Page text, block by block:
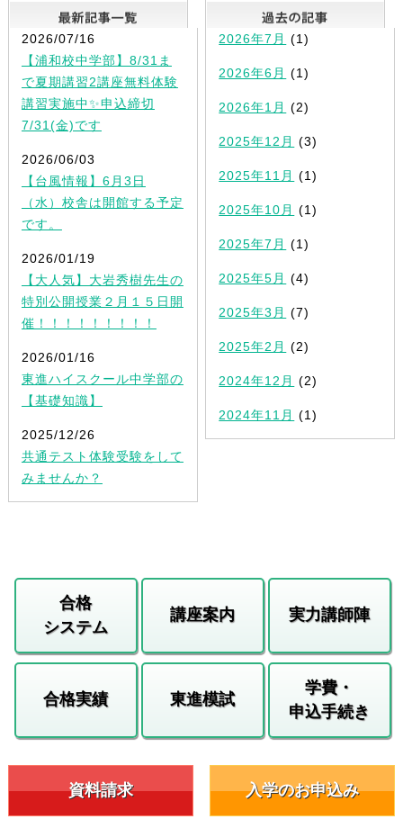
最新記事一覧
2026/07/16
【浦和校中学部】8/31ま
で夏期講習2講座無料体験
講習実施中✨申込締切
7/31(金)です
2026/06/03
【台風情報】6月3日
（水）校舎は開館する予定
です。
2026/01/19
【大人気】大岩秀樹先生の
特別公開授業２月１５日開
催！！！！！！！！！
2026/01/16
東進ハイスクール中学部の
【基礎知識】
2025/12/26
共通テスト体験受験をして
みませんか？
2026年7月 (1)
2026年6月 (1)
2026年1月 (2)
2025年12月 (3)
2025年11月 (1)
2025年10月 (1)
2025年7月 (1)
2025年5月 (4)
2025年3月 (7)
2025年2月 (2)
2024年12月 (2)
2024年11月 (1)
合格
システム
講座案内 実力講師陣
合格実績 東進模試
学費・
申込手続き
資料請求 入学のお申込み